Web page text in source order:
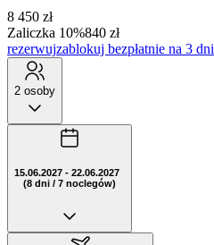
8 450 zł
Zaliczka 10%840 zł
rezerwujzablokuj bezpłatnie na 3 dni
2 osoby
15.06.2027 - 22.06.2027
(8 dni / 7 noclegów)